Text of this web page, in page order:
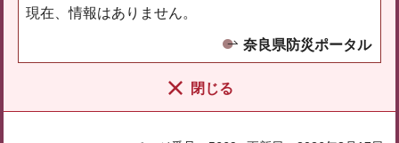
現在、情報はありません。
奈良県防災ポータル
閉じる